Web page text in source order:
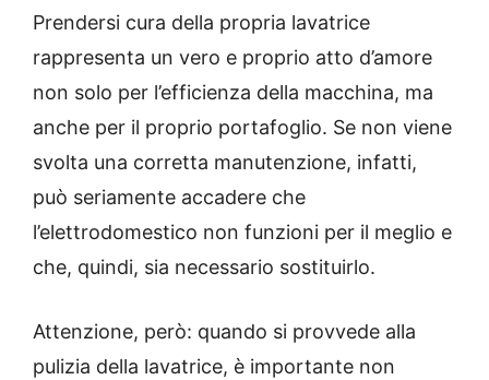
Prendersi cura della propria lavatrice
rappresenta un vero e proprio atto d’amore
non solo per l’efficienza della macchina, ma
anche per il proprio portafoglio. Se non viene
svolta una corretta manutenzione, infatti,
può seriamente accadere che
l’elettrodomestico non funzioni per il meglio e
che, quindi, sia necessario sostituirlo.
Attenzione, però: quando si provvede alla
pulizia della lavatrice, è importante non